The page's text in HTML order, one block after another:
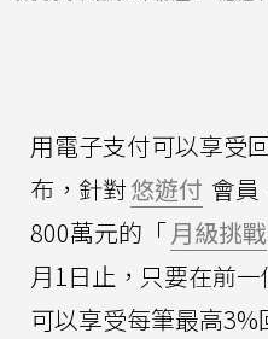
用電子支付可以享受
布，針對悠遊付 會員
800萬元的「月級挑戰
月1日止，只要在前
可以享受每筆最高3%